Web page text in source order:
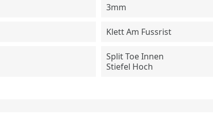
3mm
Klett Am Fussrist
Split Toe Innen
Stiefel Hoch